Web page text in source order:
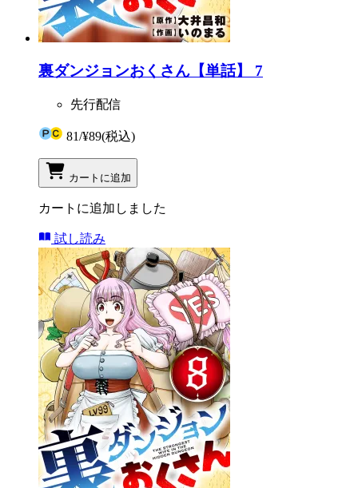
裏ダンジョンおくさん【単話】 7
先行配信
81/¥89(税込)
カートに追加
カートに追加しました
試し読み